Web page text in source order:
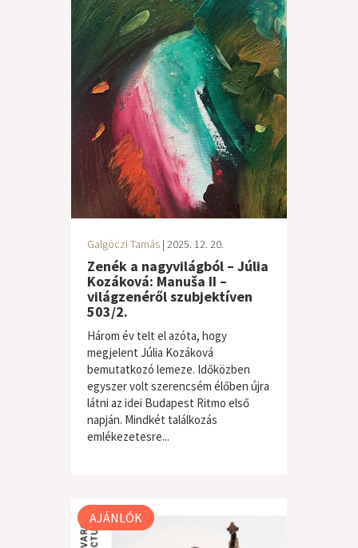
Galgóczi Tamás | 2025. 12. 20.
Zenék a nagyvilágból – Júlia
Kozáková: Manuša II –
világzenéről szubjektíven
503/2.
Három év telt el azóta, hogy
megjelent Júlia Kozáková
bemutatkozó lemeze. Időközben
egyszer volt szerencsém élőben újra
látni az idei Budapest Ritmo első
napján. Mindkét találkozás
emlékezetesre...
világzene / folk
AJÁNLÓK